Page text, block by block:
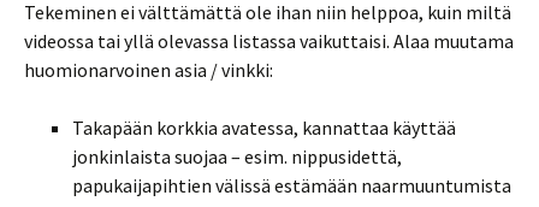
Tekeminen ei välttämättä ole ihan niin helppoa, kuin miltä
videossa tai yllä olevassa listassa vaikuttaisi. Alaa muutama
huomionarvoinen asia / vinkki:
Takapään korkkia avatessa, kannattaa käyttää
jonkinlaista suojaa – esim. nippusidettä,
papukaijapihtien välissä estämään naarmuuntumista